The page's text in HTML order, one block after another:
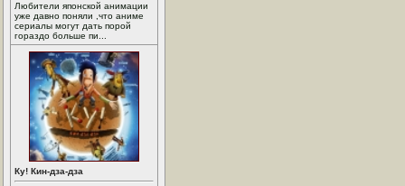
Любители японской анимации
уже давно поняли ,что аниме
сериалы могут дать порой
гораздо больше пи...
Ку! Кин-дза-дза